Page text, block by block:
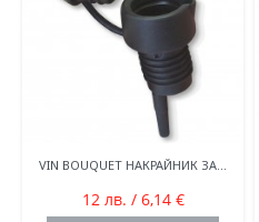
VIN BOUQUET НАКРАЙНИК ЗА...
12 лв. / 6,14 €